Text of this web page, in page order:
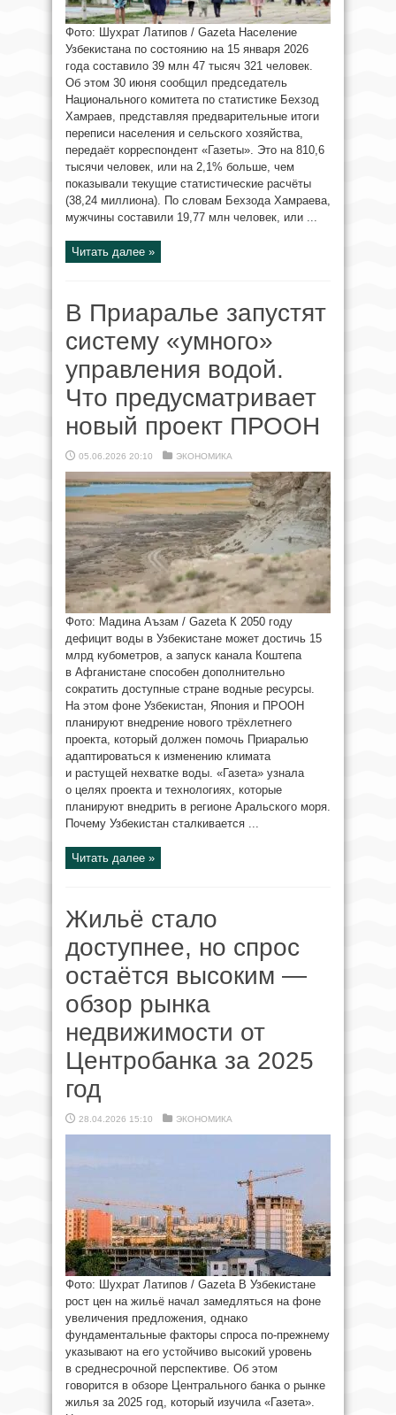
Фото: Шухрат Латипов / Gazeta Население
Узбекистана по состоянию на 15 января 2026
года составило 39 млн 47 тысяч 321 человек.
Об этом 30 июня сообщил председатель
Национального комитета по статистике Бехзод
Хамраев, представляя предварительные итоги
переписи населения и сельского хозяйства,
передаёт корреспондент «Газеты». Это на 810,6
тысячи человек, или на 2,1% больше, чем
показывали текущие статистические расчёты
(38,24 миллиона). По словам Бехзода Хамраева,
мужчины составили 19,77 млн человек, или ...
Читать далее »
В Приаралье запустят
систему «умного»
управления водой.
Что предусматривает
новый проект ПРООН
05.06.2026 20:10 ЭКОНОМИКА
Фото: Мадина Аъзам / Gazeta К 2050 году
дефицит воды в Узбекистане может достичь 15
млрд кубометров, а запуск канала Коштепа
в Афганистане способен дополнительно
сократить доступные стране водные ресурсы.
На этом фоне Узбекистан, Япония и ПРООН
планируют внедрение нового трёхлетнего
проекта, который должен помочь Приаралью
адаптироваться к изменению климата
и растущей нехватке воды. «Газета» узнала
о целях проекта и технологиях, которые
планируют внедрить в регионе Аральского моря.
Почему Узбекистан сталкивается ...
Читать далее »
Жильё стало
доступнее, но спрос
остаётся высоким —
обзор рынка
недвижимости от
Центробанка за 2025
год
28.04.2026 15:10 ЭКОНОМИКА
Фото: Шухрат Латипов / Gazeta В Узбекистане
рост цен на жильё начал замедляться на фоне
увеличения предложения, однако
фундаментальные факторы спроса по-прежнему
указывают на его устойчиво высокий уровень
в среднесрочной перспективе. Об этом
говорится в обзоре Центрального банка о рынке
жилья за 2025 год, который изучила «Газета».